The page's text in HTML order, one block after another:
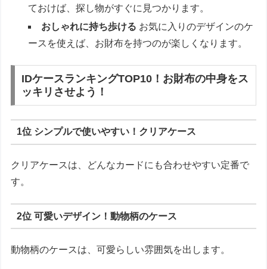
ておけば、探し物がすぐに見つかります。
おしゃれに持ち歩ける お気に入りのデザインのケ
ースを使えば、お財布を持つのが楽しくなります。
IDケースランキングTOP10！お財布の中身をス
ッキリさせよう！
1位 シンプルで使いやすい！クリアケース
クリアケースは、どんなカードにも合わせやすい定番で
す。
2位 可愛いデザイン！動物柄のケース
動物柄のケースは、可愛らしい雰囲気を出します。